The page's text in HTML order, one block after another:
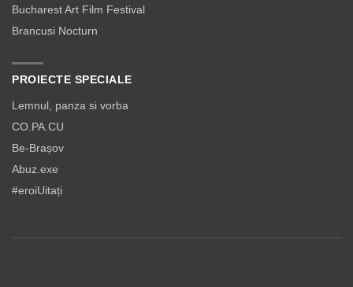
Bucharest Art Film Festival
Brancusi Nocturn
PROIECTE SPECIALE
Lemnul, panza si vorba
CO.PA.CU
Be-Brașov
Abuz.exe
#eroiUitați